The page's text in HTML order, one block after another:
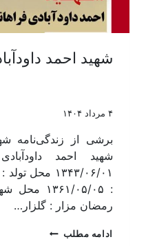
شهید احمد
۴ مرداد ۱۴۰۴
برشی از زندگی‌نامه
شهید احمد
۱۳۴۳/۰۶/۰۱
: ۱۳۶۱/۰۵/
رمضان مزار : گلزار…
ادامه مطلب